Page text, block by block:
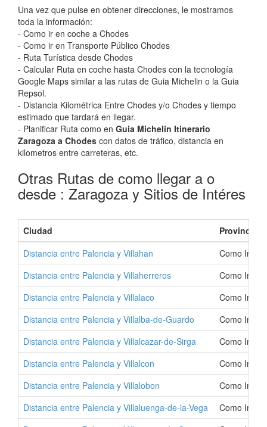
Una vez que pulse en obtener direcciones, le mostramos
toda la información:
- Como ir en coche a Chodes
- Como ir en Transporte Público Chodes
- Ruta Turística desde Chodes
- Calcular Ruta en coche hasta Chodes con la tecnología
Google Maps similar a las rutas de Guia Michelin o la Guia
Repsol.
- Distancia Kilométrica Entre Chodes y/o Chodes y tiempo
estimado que tardará en llegar.
- Planificar Ruta como en Guia Michelin Itinerario
Zaragoza a Chodes con datos de tráfico, distancia en
kilometros entre carreteras, etc.
Otras Rutas de como llegar a o
desde : Zaragoza y Sitios de Intéres
Ciudad
Provincia
Distancia entre Palencia y Villahan
Como Ir a
Distancia entre Palencia y Villaherreros
Como Ir a
Distancia entre Palencia y Villalaco
Como Ir a
Distancia entre Palencia y Villalba-de-Guardo
Como Ir a
Distancia entre Palencia y Villalcazar-de-Sirga
Como Ir a
Distancia entre Palencia y Villalcon
Como Ir a
Distancia entre Palencia y Villalobon
Como Ir a
Distancia entre Palencia y Villaluenga-de-la-Vega
Como Ir a